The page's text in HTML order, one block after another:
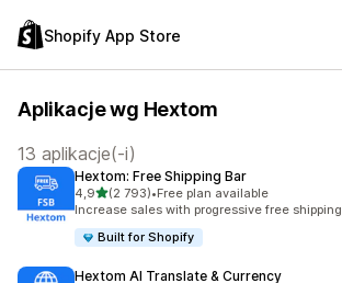
Shopify App Store
Aplikacje wg Hextom
13 aplikacje(-i)
Hextom: Free Shipping Bar
4,9na 5 gwiazdek
(2 793)
Łączna liczba recenzji: 2793
•Free plan available
Increase sales with progressive free
Built for Shopify
Hextom AI Translate & Currency